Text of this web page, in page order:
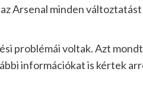
Arsenal minden
problémái voltak. Azt
információkat is kértek